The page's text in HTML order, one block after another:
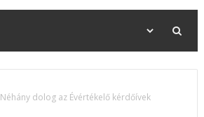
Néhány dolog az Évértékelő kérdőívek